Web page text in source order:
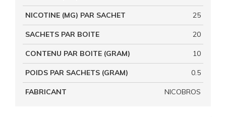
NICOTINE (MG) PAR SACHET 25
SACHETS PAR BOITE 20
CONTENU PAR BOITE (GRAM) 10
POIDS PAR SACHETS (GRAM) 0.5
FABRICANT NICOBROS